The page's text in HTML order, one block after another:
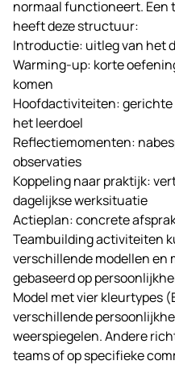
normaal functioneert. Een
heeft deze structuur:
Introductie: uitleg van het
Warming-up: korte
komen
Hoofdactiviteiten:
het leerdoel
Reflectiemomenten:
observaties
Koppeling naar praktijk:
dagelijkse werksituatie
Actieplan: concrete
Teambuilding activiteiten
verschillende modellen en
gebaseerd op
Model met vier kleurtypes
verschillende
weerspiegelen. Andere
teams of op specifieke